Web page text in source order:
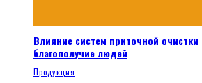
Влияние систем приточной
благополучие людей
Продукция